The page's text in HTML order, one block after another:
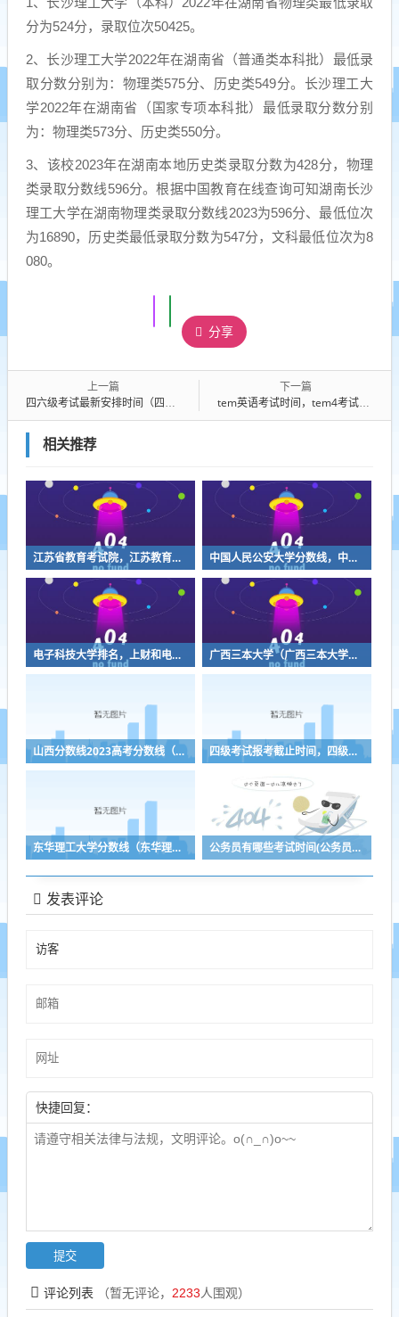
分为524分，录取位次50425。
2、长沙理工大学2022年在湖南省（普通类本科批）最低录
取分数分别为：物理类575分、历史类549分。长沙理工大
学2022年在湖南省（国家专项本科批）最低录取分数分别
为：物理类573分、历史类550分。
3、该校2023年在湖南本地历史类录取分数为428分，物理
类录取分数线596分。根据中国教育在线查询可知湖南长沙
理工大学在湖南物理类录取分数线2023为596分、最低位次
为16890，历史类最低录取分数为547分，文科最低位次为8
080。
分享
上一篇
四六级考试最新安排时间（四六级考试最新安排时间表）
下一篇
tem英语考试时间，tem4考试流程时间
相关推荐
江苏省教育考试院，江苏教育考试院下载凯发k8官网怎么登录 中国人民公安大学分数线，中国人民公安大学17年录取分数线
电子科技大学排名，上财和电子科技大学排名 广西三本大学（广西三本大学排名榜）
山西分数线2023高考分数线（山西分数线2023高考分数线什么时候公布） 四级考试报考截止时间，四级报考时间2022年
东华理工大学分数线（东华理工大学分数线2016） 公务员有哪些考试时间(公务员考试都有哪些时间)
发表评论
快捷回复：
评论列表 （暂无评论， 2233人围观）